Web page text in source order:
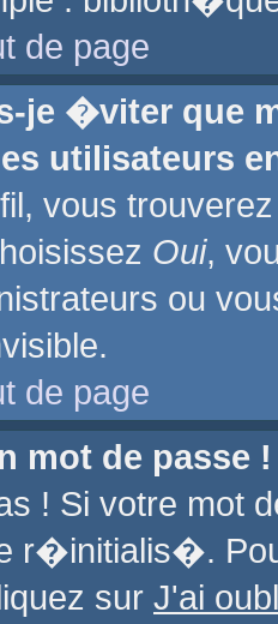
de page
je �viter que
utilisateurs
vous
Oui,
ou
de page
mot de passe !
! Si votre
r�initialis�.
sur J'ai